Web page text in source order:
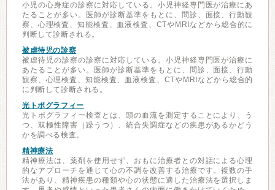
小児の心身症の診察に対応している。小児神経専門医が治療にあ
たることが多い。医師が診断基準をもとに、問診、面接、行動観
察、心理検査、知能検査、血液検査、CTやMRIなどから総合的に
判断して診断される。
被虐待児の診察
被虐待児の診察の診察に対応している。小児神経専門医が治療に
あたることが多い。医師が診断基準をもとに、問診、面接、行動
観察、心理検査、知能検査、血液検査、CTやMRIなどから総合的
に判断して診断される。
光トポグラフィー
光トポグラフィー検査とは、頭の血流を測定することにより、う
つ、双極性障害（躁うつ）、統合失調症などの疾患があるかどう
かを調べる検査。
精神療法
精神療法は、薬剤を使用せず、おもに治療者との対話による心理
的なアプローチを通じて心の不調を改善する治療です。複数の手
法があり、精神疾患の種類や心の状態に適した治療法を選択しま